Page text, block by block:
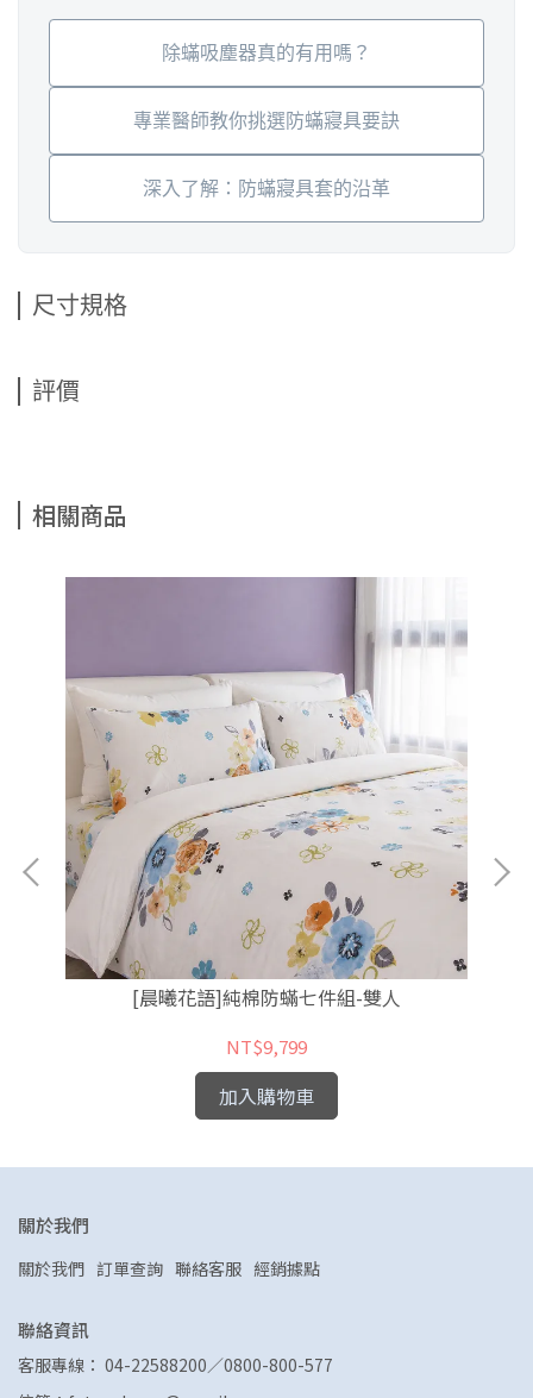
除蟎吸塵器真的有用嗎？
專業醫師教你挑選防蟎寢具要訣
深入了解：防蟎寢具套的沿革
尺寸規格
評價
相關商品
[晨曦花語]純棉防蟎七件組-雙人
NT$9,799
加入購物車
關於我們
關於我們 訂單查詢 聯絡客服 經銷據點
聯絡資訊
客服專線： 04-22588200／0800-800-577